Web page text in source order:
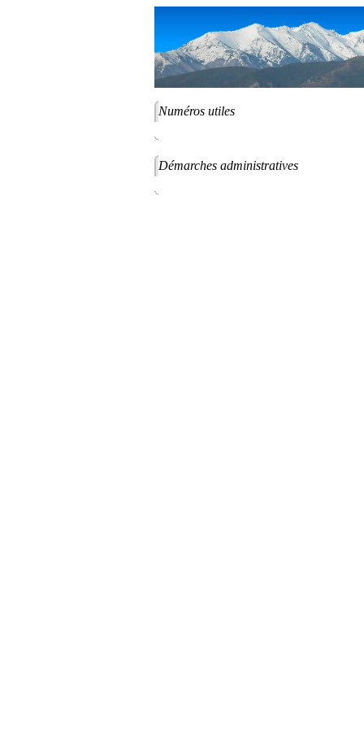
Numéros utiles
Démarches administratives